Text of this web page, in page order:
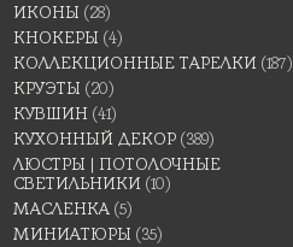
ИКОНЫ (28)
КНОКЕРЫ (4)
КОЛЛЕКЦИОННЫЕ ТАРЕЛКИ (187)
КРУЭТЫ (20)
КУВШИН (41)
КУХОННЫЙ ДЕКОР (389)
ЛЮСТРЫ | ПОТОЛОЧНЫЕ
СВЕТИЛЬНИКИ (10)
МАСЛЕНКА (5)
МИНИАТЮРЫ (35)